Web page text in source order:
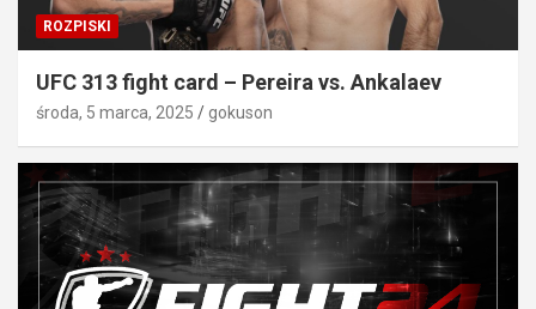
ROZPISKI
UFC 313 fight card – Pereira vs. Ankalaev
środa, 5 marca, 2025 gokuson